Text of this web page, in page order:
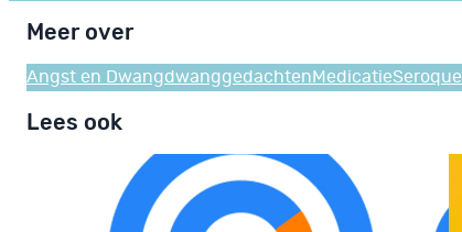
Meer over
Angst en Dwangdwanggedachten MedicatieSeroquel
Lees ook